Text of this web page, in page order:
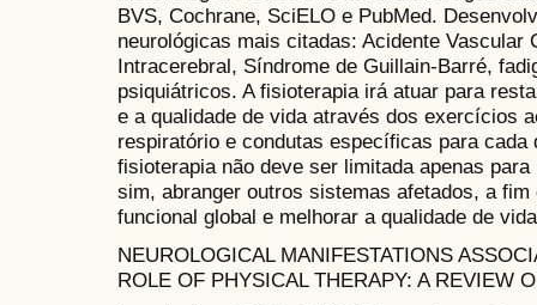
BVS, Cochrane, SciELO e PubMed.
neurológicas mais citadas: Acidente Vascular
Intracerebral, Síndrome de Guillain-Barré,
psiquiátricos. A fisioterapia irá atuar para
e a qualidade de vida através dos exercícios
respiratório e condutas específicas para cada
fisioterapia não deve ser limitada apenas
sim, abranger outros sistemas afetados, a fim
funcional global e melhorar a qualidade de
NEUROLOGICAL MANIFESTATIONS
ROLE OF PHYSICAL THERAPY: A REVIEW